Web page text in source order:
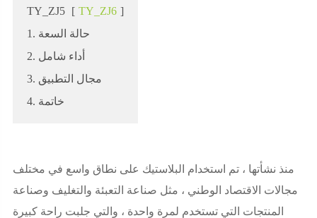
TY_ZJ5 [ TY_ZJ6 ]
1. حالة السعة
2. أداء شامل
3. مجال التطبيق
4. خاتمة
منذ نشأتها ، تم استخدام البلاستيك على نطاق واسع في مختلف
مجالات الاقتصاد الوطني ، مثل صناعة التعبئة والتغليف وصناعة
المنتجات التي تستخدم لمرة واحدة ، والتي جلبت راحة كبيرة